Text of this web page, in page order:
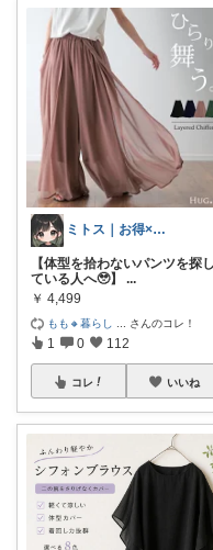
ミトス｜お得×体型カバーコーデ
【体型を拾わないパンツを探し
ている人へ🥹】
...
￥ 4,499
もも🔸暮らし さんのコレ！
1 0 112
コレ いいね